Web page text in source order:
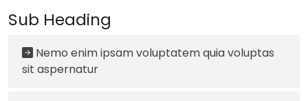
Sub Heading
Nemo enim ipsam voluptatem quia voluptas
sit aspernatur